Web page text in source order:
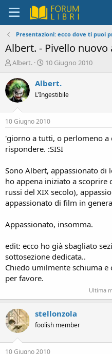
Presentazioni: ecco dove ti puoi
Albert. - Pivello nuovo
C
e
a
t
e
D
s
u
s
s
i
o
e
Albert.
D
t
d
i
n
i
i
10 Giugno 2010
Albert.
L'Ingestibile
10 Giugno 2010
'giorno a tutti, o perlomeno
rispondere. :SISI
Sono Albert, appassionato di
ho appena iniziato a scoprire
russi del XIX secolo),
appassionato di film in
Appassionato, insomma.
edit: ecco ho già sbagliato
sottosezione dedicata..
Chiedo umilmente schiuma
per favore.
Ultima
stellonzola
foolish member
10 Giugno 2010